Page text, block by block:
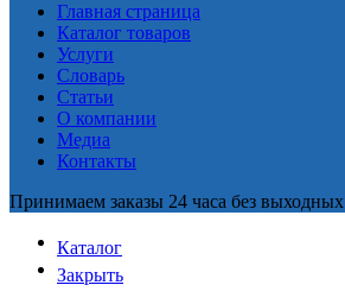
Главная страница
Каталог товаров
Услуги
Словарь
Статьи
О компании
Медиа
Контакты
Принимаем заказы 24 часа без выходных
Каталог
Закрыть